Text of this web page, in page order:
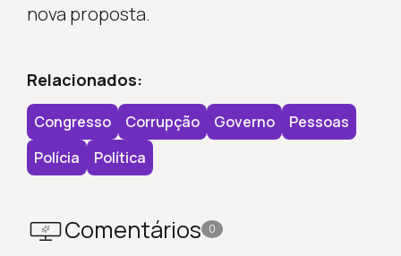
nova proposta.
Relacionados:
Congresso Corrupção Governo
Pessoas
Polícia
Política
Comentários 0